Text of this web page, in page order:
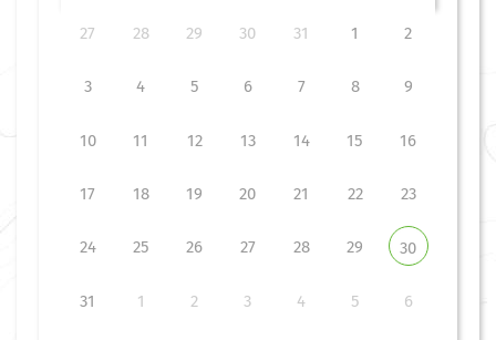
27 28 29 30 31 1 2
3 4 5 6 7 8 9
10 11 12 13 14 15 16
17 18 19 20 21 22 23
24 25 26 27 28 29 30
31 1 2 3 4 5 6